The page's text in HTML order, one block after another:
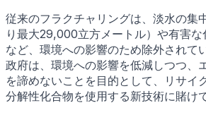
従来のフラクチャリングは、淡水の集
り最大29,000立方メートル）や有害
など、環境への影響のため除外されて
政府は、環境への影響を低減しつつ、
を諦めないことを目的として、リサイ
分解性化合物を使用する新技術に賭け